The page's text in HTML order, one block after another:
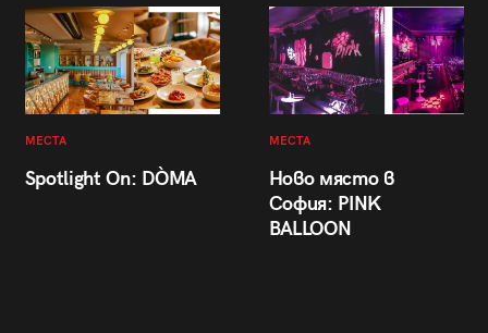
МЕСТА
Spotlight On: DÒMA
МЕСТА
Ново място в
София: PINK
BALLOON